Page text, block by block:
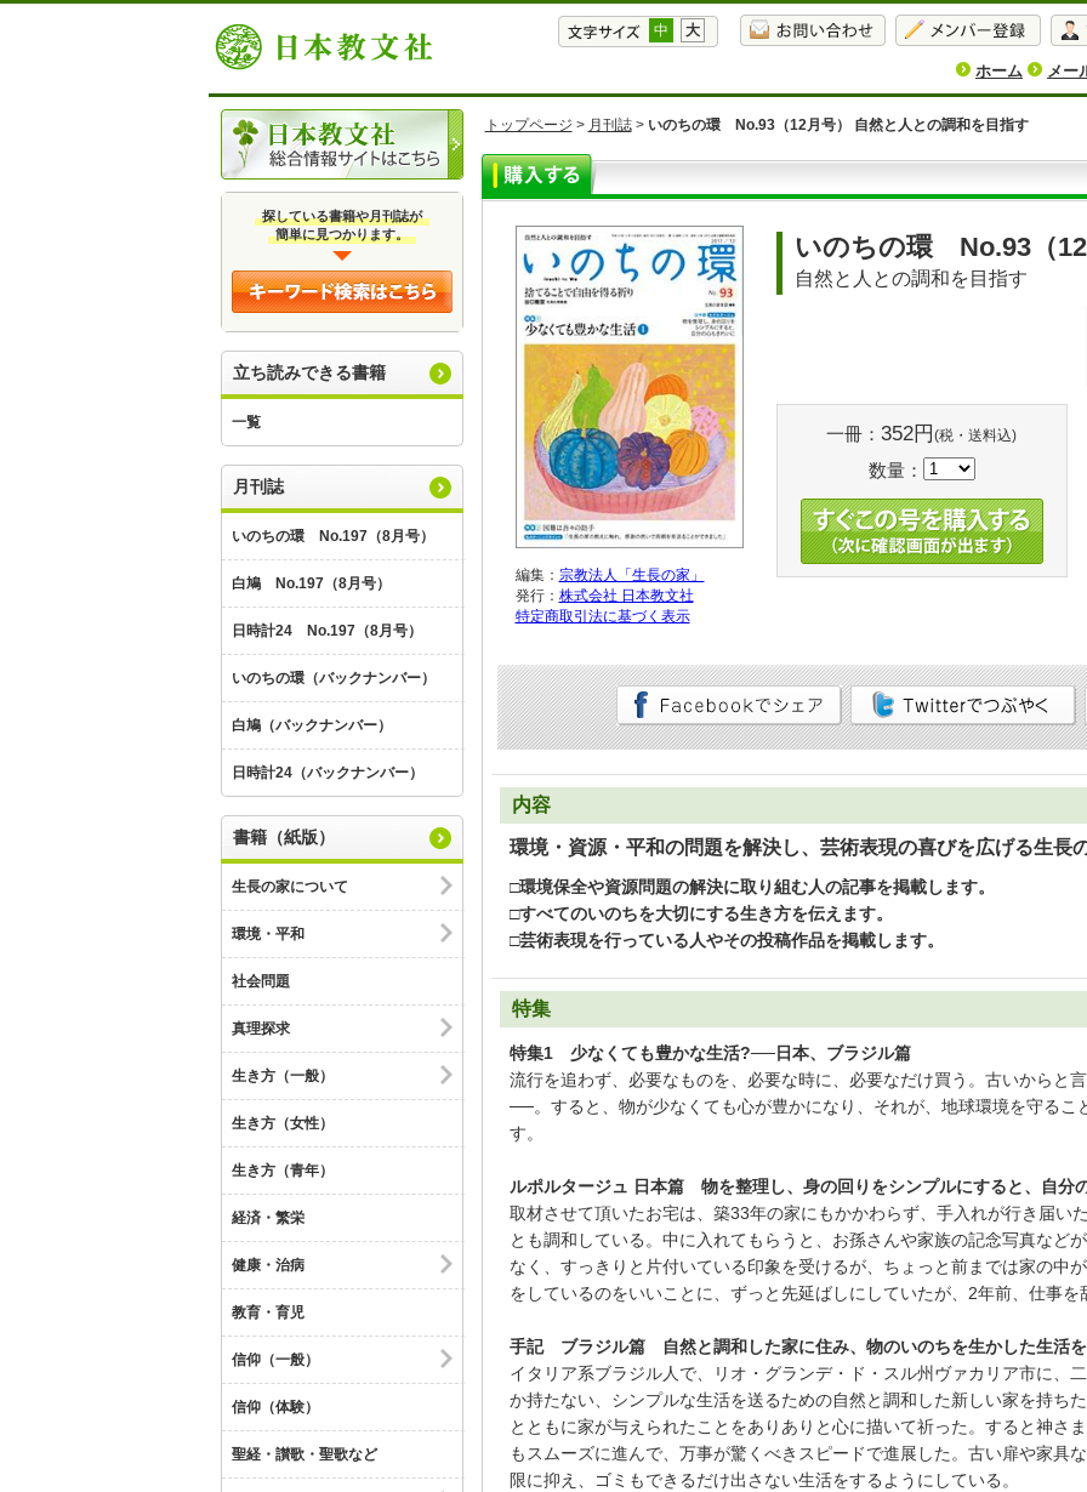
中 大
ホーム メー
探している書籍や月刊誌が
簡単に見つかります。
立ち読みできる書籍
一覧
月刊誌
いのちの環 No.197（8月号）
白鳩 No.197（8月号）
日時計24 No.197（8月号）
いのちの環（バックナンバー）
白鳩（バックナンバー）
日時計24（バックナンバー）
書籍（紙版）
生長の家について
環境・平和
社会問題
真理探求
生き方（一般）
生き方（女性）
生き方（青年）
経済・繁栄
健康・治病
教育・育児
信仰（一般）
信仰（体験）
聖経・讃歌・聖歌など
トップページ > 月刊誌> いのちの環 No.93（12月号） 自然と人との調和を目指す
編集： 宗教法人「生長の家」
発行： 株式会社 日本教文社
特定商取引法に基づく表示
いのちの環 No.93（12
自然と人との調和を目指す
一冊： 352円 (税・送料込)
数量：
内容
環境・資源・平和の問題を解決し、芸術表現の喜びを広げる生長
□環境保全や資源問題の解決に取り組む人の記事を掲載します。
□すべてのいのちを大切にする生き方を伝えます。
□芸術表現を行っている人やその投稿作品を掲載します。
特集
特集1 少なくても豊かな生活?──日本、ブラジル篇
流行を追わず、必要なものを、必要な時に、必要なだけ買う。古いからと
──。すると、物が少なくても心が豊かになり、それが、地球環境を守るこ
す。
ルポルタージュ 日本篇 物を整理し、身の回りをシンプルにすると、自分
取材させて頂いたお宅は、築33年の家にもかかわらず、手入れが行き届い
とも調和している。中に入れてもらうと、お孫さんや家族の記念写真など
なく、すっきりと片付いている印象を受けるが、ちょっと前までは家の中
をしているのをいいことに、ずっと先延ばしにしていたが、2年前、仕事を
手記 ブラジル篇 自然と調和した家に住み、物のいのちを生かした生活
イタリア系ブラジル人で、リオ・グランデ・ド・スル州ヴァカリア市に、
か持たない、シンプルな生活を送るための自然と調和した新しい家を持ち
とともに家が与えられたことをありありと心に描いて祈った。すると神さ
もスムーズに進んで、万事が驚くべきスピードで進展した。古い扉や家具
限に抑え、ゴミもできるだけ出さない生活をするようにしている。